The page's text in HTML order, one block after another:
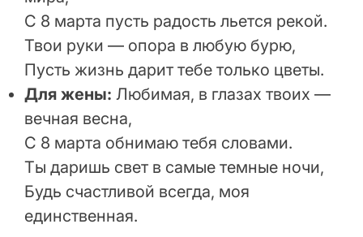
С 8 марта пусть радость льется рекой.
Твои руки — опора в любую бурю,
Пусть жизнь дарит тебе только цветы.
Для жены: Любимая, в глазах твоих —
вечная весна,
С 8 марта обнимаю тебя словами.
Ты даришь свет в самые темные ночи,
Будь счастливой всегда, моя
единственная.